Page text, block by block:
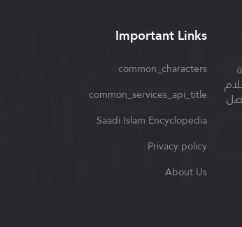
Important Links
common_characters
common_services_api_title
Saadi Islam Encyclopedia
Privacy policy
About Us